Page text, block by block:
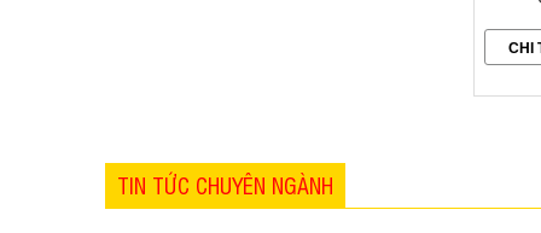
CHI
TIN TỨC CHUYÊN NGÀNH